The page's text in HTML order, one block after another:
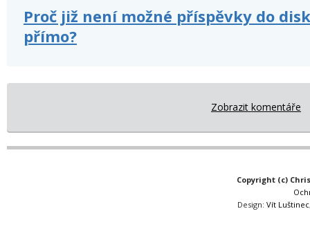
Proč již není možné příspěvky do
přímo?
Zobrazit komentáře
Copyright (c)
Design:Vít Luštinec